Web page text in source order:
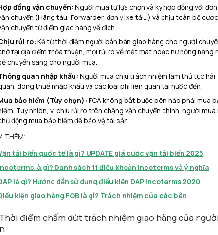
đồng vận chuyển: Người mua tự lựa chọn và ký hợp đồng với đơn
chuyển (Hãng tàu, Forwarder, đơn vị xe tải…) và chịu toàn bộ
chuyển từ điểm giao hàng về đích.
rủi ro: Kể từ thời điểm người bán bàn giao hàng cho người
tại địa điểm thỏa thuận, mọi rủi ro về mất mát hoặc hư hỏng hàng
chuyển sang cho người mua.
quan nhập khẩu: Người mua chịu trách nhiệm làm thủ tục hải
đóng thuế nhập khẩu và các loại phí liên quan tại nước đến.
bảo hiểm (Tùy chọn): FCA không bắt buộc bên nào phải mua
Tuy nhiên, vì chịu rủi ro trên chặng vận chuyển chính, người mua
động mua bảo hiểm để bảo vệ tài sản.
THÊM:
tải biển quốc tế là gì? UPDATE giá cước vận tải biển 2026
là gì? Danh sách 11 điều khoản Incoterms và ý nghĩa
là gì? Hướng dẫn sử dụng điều kiện DAP Incoterms 2020
kiện giao hàng FOB là gì? Trách nhiệm của các bên
điểm chấm dứt trách nhiệm giao hàng của